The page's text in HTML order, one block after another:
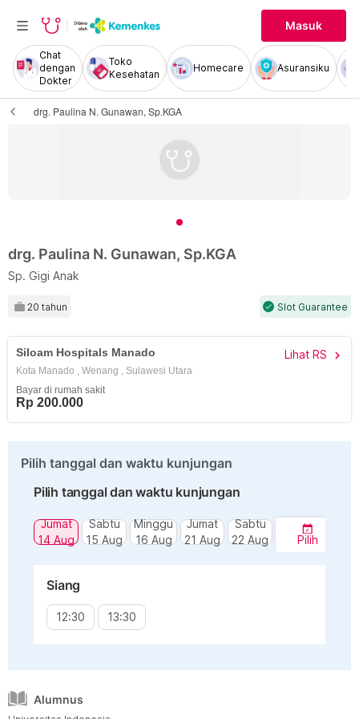
Masuk
Chat
dengan
Dokter
Toko
Kesehatan
Homecare Asuransiku
drg. Paulina N. Gunawan, Sp.KGA
drg. Paulina N. Gunawan, Sp.KGA
Sp. Gigi Anak
20 tahun check Slot Guarantee
Siloam Hospitals Manado Lihat RS chevron_right
Kota Manado , Wenang , Sulawesi Utara
Bayar di rumah sakit
Rp 200.000
Pilih tanggal dan waktu kunjungan
Pilih tanggal dan waktu kunjungan
Jumat
14 Aug
Sabtu
15 Aug
Minggu
16 Aug
Jumat
21 Aug
Sabtu
22 Aug
Pilih
Siang
12:30 13:30
Alumnus